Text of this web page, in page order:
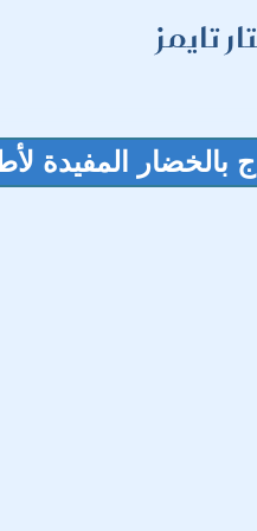
تايمز
المفيدة